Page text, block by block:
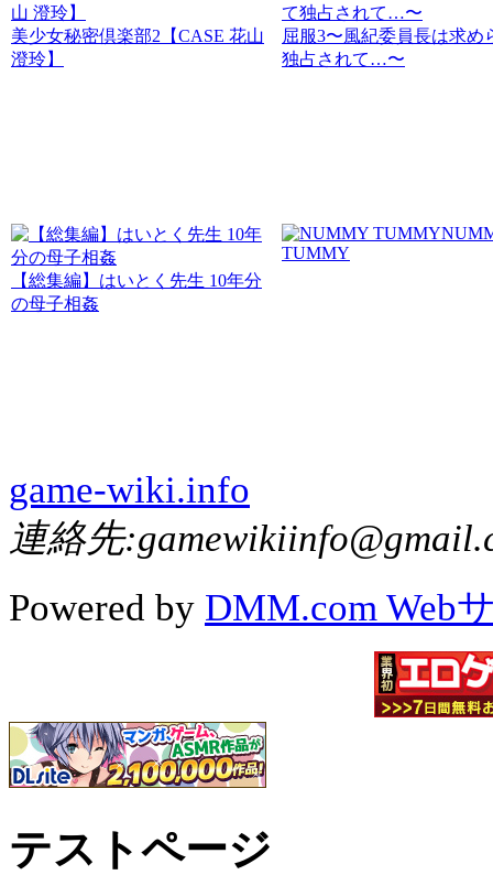
美少女秘密倶楽部2【CASE 花山
澄玲】
屈服3〜風紀委員長は求め
独占されて…〜
【総集編】はいとく先生 10年分
の母子相姦
TUMMY
game-wiki.info
連絡先
Powered by DMM.com Web
テストページ